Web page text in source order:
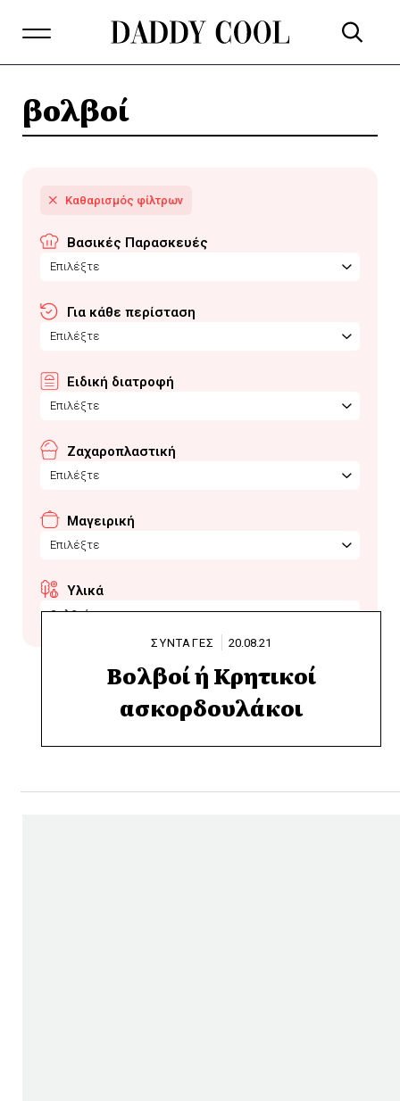
βολβοί
Βασικές Παρασκευές
Επιλέξτε
Για κάθε περίσταση
Επιλέξτε
Ειδική διατροφή
Επιλέξτε
Ζαχαροπλαστική
Επιλέξτε
Μαγειρική
Επιλέξτε
Υλικά
βολβοί
ΣΥΝΤΑΓΕΣ 20.08.21
Βολβοί ή Κρητικοί
ασκορδουλάκοι